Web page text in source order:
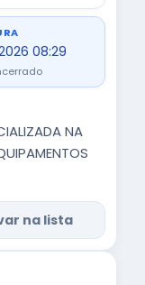
08:29
NA
na lista